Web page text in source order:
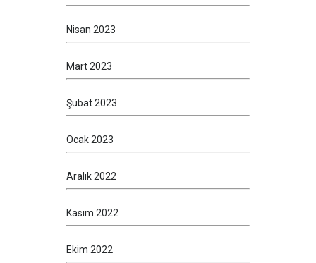
Nisan 2023
Mart 2023
Şubat 2023
Ocak 2023
Aralık 2022
Kasım 2022
Ekim 2022